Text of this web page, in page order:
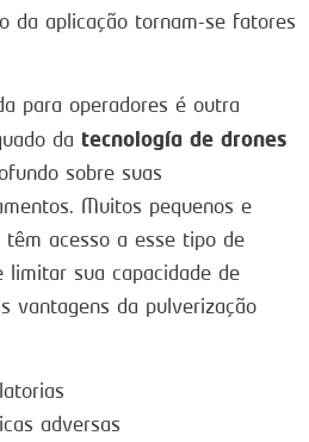
da aplicação tornam-se fatores
para operadores é outra
da tecnología de drones
sobre suas
Muitos pequenos e
acesso a esse tipo de
limitar sua capacidade de
vantagens da pulverização
adversas